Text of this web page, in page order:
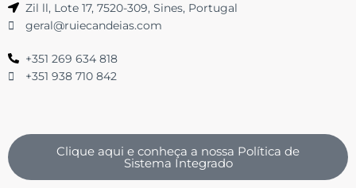
Zil ll, Lote 17, 7520-309, Sines, Portugal
geral@ruiecandeias.com
+351 269 634 818
+351 938 710 842
Clique aqui e conheça a nossa Política de
Sistema Integrado